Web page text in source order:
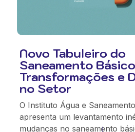
Novo Tabuleiro do
Saneamento
Transformações e
no Setor
O Instituto Água e
apresenta um levantamento
mudanças no saneamento